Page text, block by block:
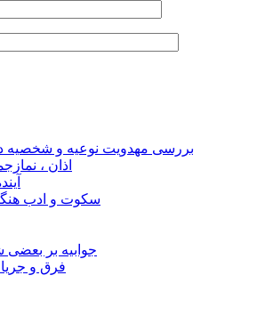
بررسی مهدویت نوعیه و شخصیه
اذان ،
سکوت و ادب
جوابیه بر
فرق و